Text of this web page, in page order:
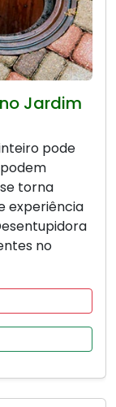
Jardim
pode
torna
experiência
no